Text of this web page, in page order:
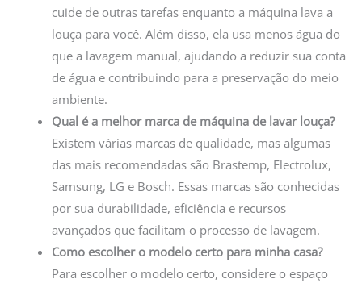
cuide de outras tarefas enquanto a máquina lava a
louça para você. Além disso, ela usa menos água do
que a lavagem manual, ajudando a reduzir sua conta
de água e contribuindo para a preservação do meio
ambiente.
Qual é a melhor marca de máquina de lavar louça?
Existem várias marcas de qualidade, mas algumas
das mais recomendadas são Brastemp, Electrolux,
Samsung, LG e Bosch. Essas marcas são conhecidas
por sua durabilidade, eficiência e recursos
avançados que facilitam o processo de lavagem.
Como escolher o modelo certo para minha casa?
Para escolher o modelo certo, considere o espaço